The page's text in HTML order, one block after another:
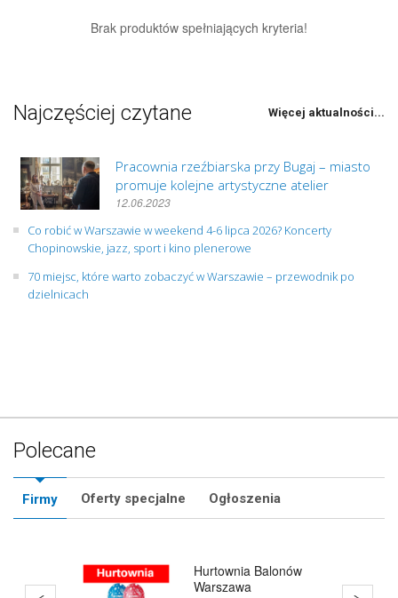
Brak produktów spełniających kryteria!
Najczęściej czytane Więcej aktualności...
Pracownia rzeźbiarska przy Bugaj – miasto
promuje kolejne artystyczne atelier
12.06.2023
Co robić w Warszawie w weekend 4-6 lipca 2026? Koncerty
Chopinowskie, jazz, sport i kino plenerowe
70 miejsc, które warto zobaczyć w Warszawie – przewodnik po
dzielnicach
Polecane
Firmy Oferty specjalne Ogłoszenia
Hurtownia Balonów
Warszawa